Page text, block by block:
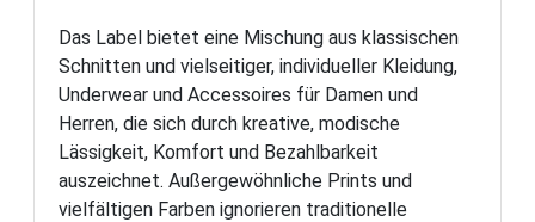
Das Label bietet eine Mischung aus klassischen
Schnitten und vielseitiger, individueller Kleidung,
Underwear und Accessoires für Damen und
Herren, die sich durch kreative, modische
Lässigkeit, Komfort und Bezahlbarkeit
auszeichnet. Außergewöhnliche Prints und
vielfältigen Farben ignorieren traditionelle